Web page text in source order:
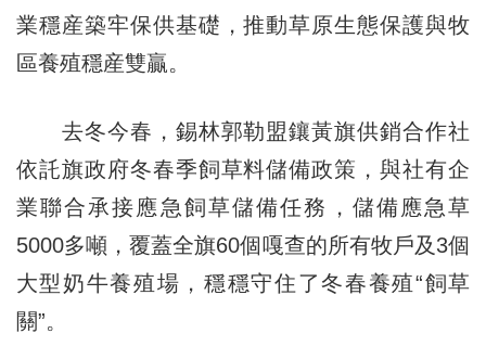
業穩産築牢保供基礎，推動草原生態保護與牧
區養殖穩産雙贏。
去冬今春，錫林郭勒盟鑲黃旗供銷合作社
依託旗政府冬春季飼草料儲備政策，與社有企
業聯合承接應急飼草儲備任務，儲備應急草
5000多噸，覆蓋全旗60個嘎查的所有牧戶及3個
大型奶牛養殖場，穩穩守住了冬春養殖“飼草
關”。